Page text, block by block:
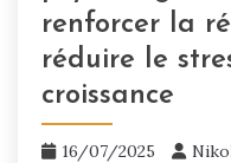
renforcer la
réduire le
croissance
16/07/2025